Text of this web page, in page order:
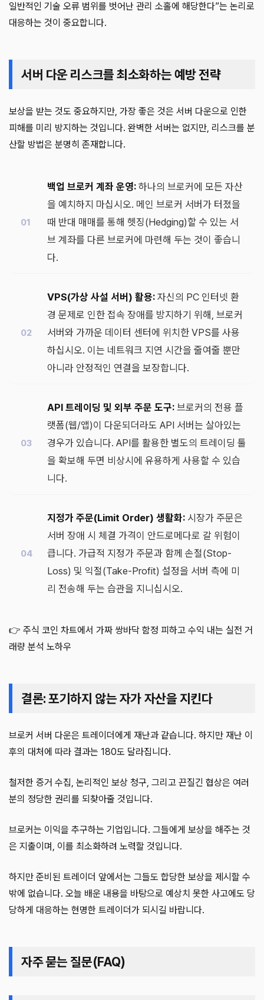
일반적인 기술 오류 범위를 벗어난 관리 소홀에 해당한다”는 논리로
대응하는 것이 중요합니다.
서버 다운 리스크를 최소화하는 예방 전략
보상을 받는 것도 중요하지만, 가장 좋은 것은 서버 다운으로 인한
피해를 미리 방지하는 것입니다. 완벽한 서버는 없지만, 리스크를 분
산할 방법은 분명히 존재합니다.
백업 브로커 계좌 운영: 하나의 브로커에 모든 자산
을 예치하지 마십시오. 메인 브로커 서버가 터졌을
때 반대 매매를 통해 헷징(Hedging)할 수 있는 서
브 계좌를 다른 브로커에 마련해 두는 것이 좋습니
다.
VPS(가상 사설 서버) 활용: 자신의 PC 인터넷 환
경 문제로 인한 접속 장애를 방지하기 위해, 브로커
서버와 가까운 데이터 센터에 위치한 VPS를 사용
하십시오. 이는 네트워크 지연 시간을 줄여줄 뿐만
아니라 안정적인 연결을 보장합니다.
API 트레이딩 및 외부 주문 도구: 브로커의 전용 플
랫폼(웹/앱)이 다운되더라도 API 서버는 살아있는
경우가 있습니다. API를 활용한 별도의 트레이딩 툴
을 확보해 두면 비상시에 유용하게 사용할 수 있습
니다.
지정가 주문(Limit Order) 생활화: 시장가 주문은
서버 장애 시 체결 가격이 안드로메다로 갈 위험이
큽니다. 가급적 지정가 주문과 함께 손절(Stop-
Loss) 및 익절(Take-Profit) 설정을 서버 측에 미
리 전송해 두는 습관을 지니십시오.
👉 주식 코인 차트에서 가짜 쌍바닥 함정 피하고 수익 내는 실전 거
래량 분석 노하우
결론: 포기하지 않는 자가 자산을 지킨다
브로커 서버 다운은 트레이더에게 재난과 같습니다. 하지만 재난 이
후의 대처에 따라 결과는 180도 달라집니다.
철저한 증거 수집, 논리적인 보상 청구, 그리고 끈질긴 협상은 여러
분의 정당한 권리를 되찾아줄 것입니다.
브로커는 이익을 추구하는 기업입니다. 그들에게 보상을 해주는 것
은 지출이며, 이를 최소화하려 노력할 것입니다.
하지만 준비된 트레이더 앞에서는 그들도 합당한 보상을 제시할 수
밖에 없습니다. 오늘 배운 내용을 바탕으로 예상치 못한 사고에도 당
당하게 대응하는 현명한 트레이더가 되시길 바랍니다.
자주 묻는 질문(FAQ)